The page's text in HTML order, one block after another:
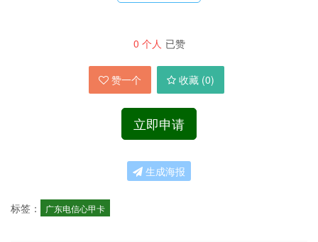
激活后需一次性充值100元（具体金额按运营商要求）享受优
套餐外流量/通话按标准资费计费，详情可咨询电信客服。
家！激活后即可畅享超值权益！
0 个人 已赞
赞一个 收藏 (0)
立即申请
生成海报
标签： 广东电信心甲卡